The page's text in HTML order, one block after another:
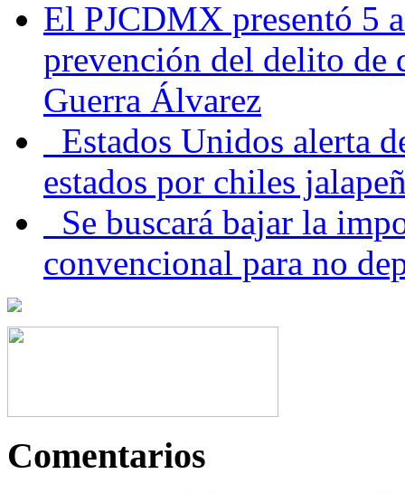
El PJCDMX presentó 5
prevención del delito de
Guerra Álvarez
Estados Unidos alerta
estados por chiles
Se buscará bajar la
convencional para no
Comentarios